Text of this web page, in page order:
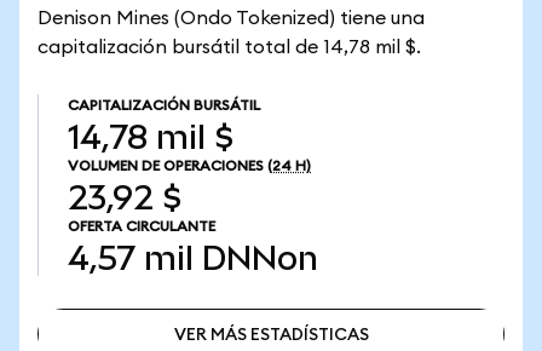
Denison Mines (Ondo Tokenized) tiene una
capitalización bursátil total de 14,78 mil $.
CAPITALIZACIÓN BURSÁTIL
14,78 mil $
VOLUMEN DE OPERACIONES (24 H)
23,92 $
OFERTA CIRCULANTE
4,57 mil DNNon
VER MÁS ESTADÍSTICAS